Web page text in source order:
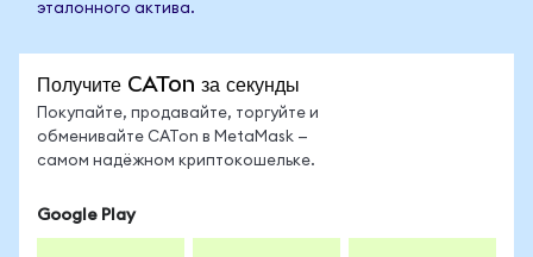
эталонного актива.
Получите CATon за секунды
Покупайте, продавайте, торгуйте и
обменивайте CATon в MetaMask —
самом надёжном криптокошельке.
Google Play